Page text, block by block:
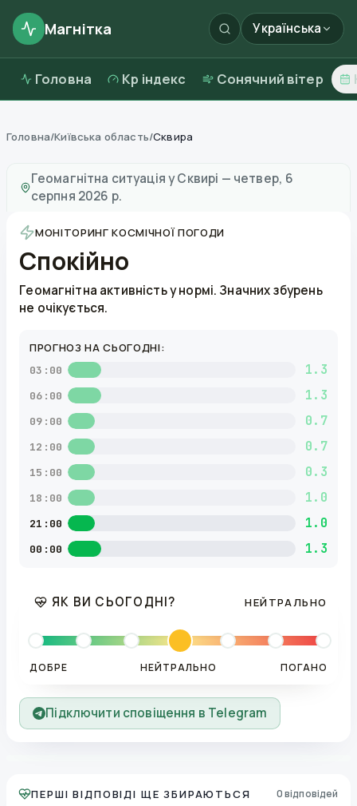
Магнітка Українська
Головна Kp індекс Сонячний вітер
Головна/Київська область/Сквира
Геомагнітна ситуація уСквирі — четвер, 6
серпня 2026 р.
МОНІТОРИНГ КОСМІЧНОЇ ПОГОДИ
Спокійно
Геомагнітна активність у нормі. Значних збурень
не очікується.
ПРОГНОЗ НА СЬОГОДНІ:
03:00 1.3
06:00 1.3
09:00 0.7
12:00 0.7
15:00 0.3
18:00 1.0
21:00 1.0
00:00 1.3
ЯК ВИ СЬОГОДНІ? НЕЙТРАЛЬНО
ДОБРЕ НЕЙТРАЛЬНО ПОГАНО
Підключити сповіщення в Telegram
ПЕРШІ ВІДПОВІДІ ЩЕ ЗБИРАЮТЬСЯ 0 відповідей